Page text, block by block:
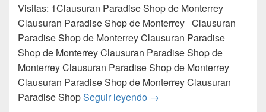
Visitas: 1Clausuran Paradise Shop de Monterrey
Clausuran Paradise Shop de Monterrey Clausuran
Paradise Shop de Monterrey Clausuran Paradise
Shop de Monterrey Clausuran Paradise Shop de
Monterrey Clausuran Paradise Shop de Monterrey
Clausuran Paradise Shop de Monterrey Clausuran
Paradise ShopSeguir leyendo Clausuran Paradise Shop
→